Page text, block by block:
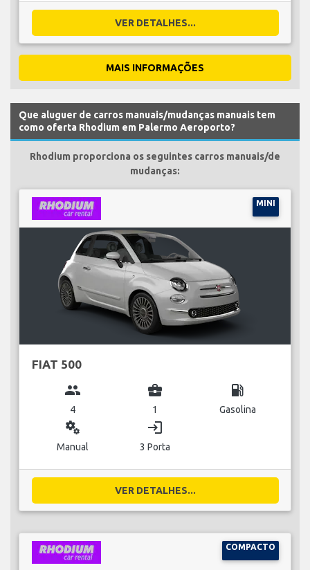
VER DETALHES...
MAIS INFORMAÇÕES
Que aluguer de carros manuais/mudanças manuais tem
como oferta Rhodium em Palermo Aeroporto?
Rhodium proporciona os seguintes carros manuais/de
mudanças:
MINI
FIAT 500
group
4
business_center
1
local_gas_station
Gasolina
miscellaneous_services
Manual
login
3 Porta
VER DETALHES...
COMPACTO